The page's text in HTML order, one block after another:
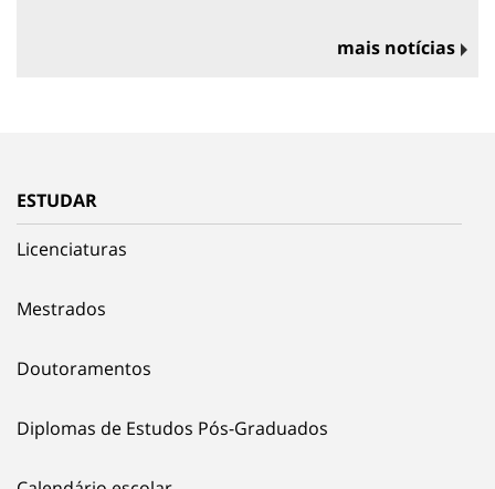
mais notícias
ESTUDAR
Licenciaturas
Mestrados
Doutoramentos
Diplomas de Estudos Pós-Graduados